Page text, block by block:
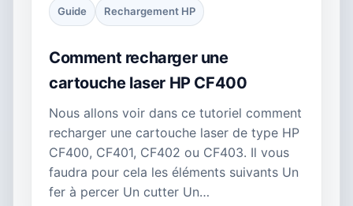
Guide Rechargement HP
Comment recharger une
cartouche laser HP CF400
Nous allons voir dans ce tutoriel comment
recharger une cartouche laser de type HP
CF400, CF401, CF402 ou CF403. Il vous
faudra pour cela les éléments suivants Un
fer à percer Un cutter Un…